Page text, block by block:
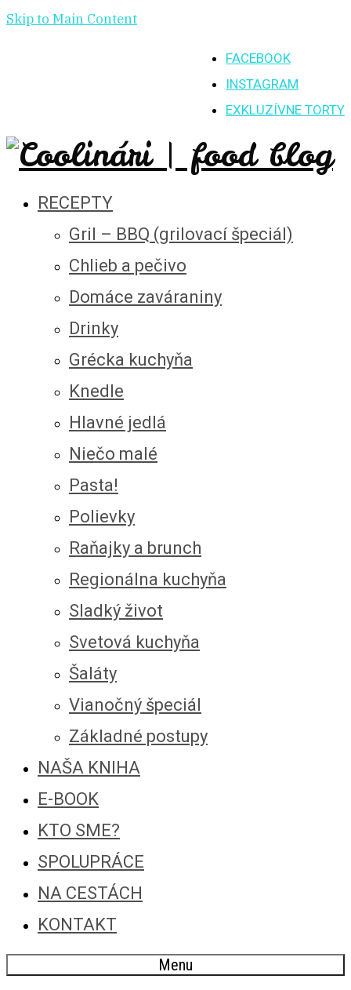
Skip to Main Content
FACEBOOK
INSTAGRAM
EXKLUZÍVNE TORTY
RECEPTY
Gril – BBQ (grilovací špeciál)
Chlieb a pečivo
Domáce zaváraniny
Drinky
Grécka kuchyňa
Knedle
Hlavné jedlá
Niečo malé
Pasta!
Polievky
Raňajky a brunch
Regionálna kuchyňa
Sladký život
Svetová kuchyňa
Šaláty
Vianočný špeciál
Základné postupy
NAŠA KNIHA
E-BOOK
KTO SME?
SPOLUPRÁCE
NA CESTÁCH
KONTAKT
Menu